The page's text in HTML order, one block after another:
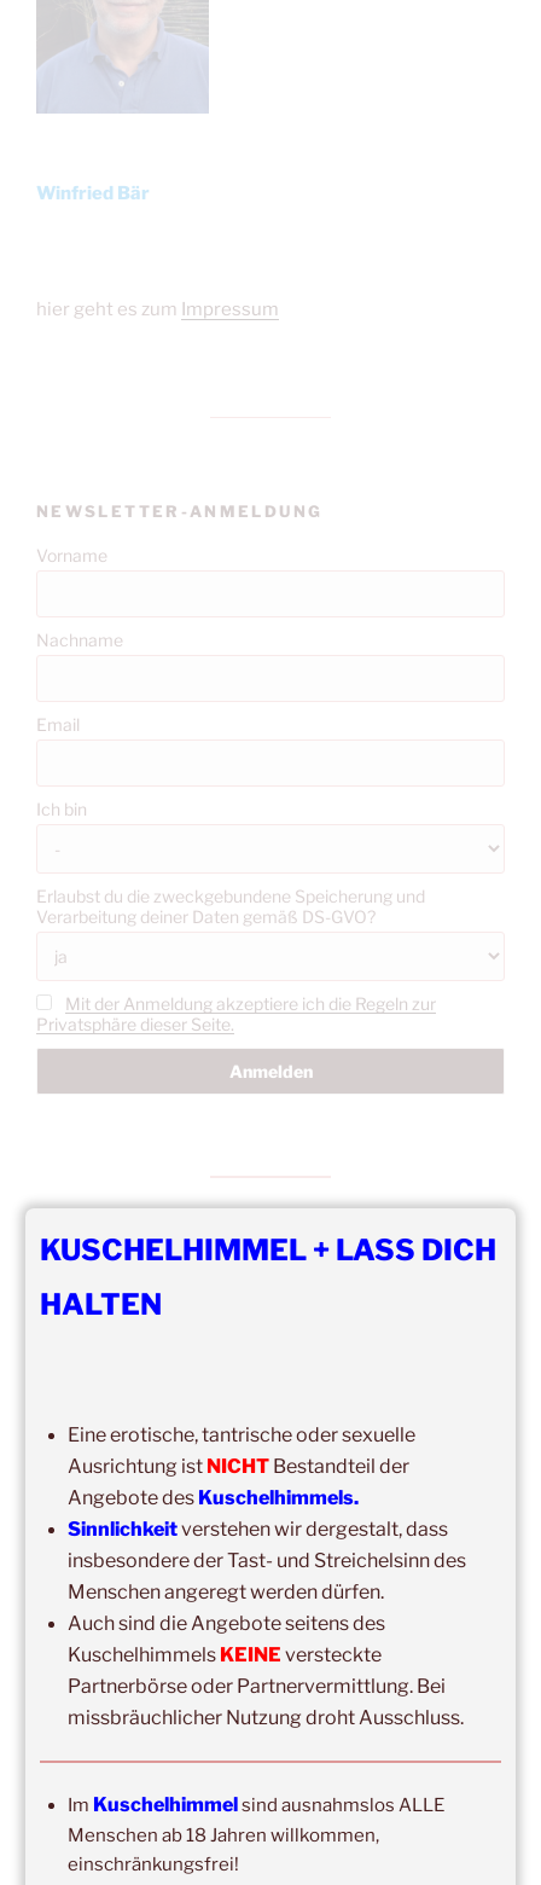
Winfried Bär
hier geht es zum Impressum
NEWSLETTER-ANMELDUNG
Vorname
Nachname
Email
Ich bin
Erlaubst du die zweckgebundene Speicherung und
Verarbeitung deiner Daten gemäß DS-GVO?
Mit der Anmeldung akzeptiere ich die Regeln zur
Privatsphäre dieser Seite.
Erbach/Rheingau Kuschelhimmel 5h Kuscheln
Ausbildung Berührungs- und Kuscheltrainer*in
14:00 – 19:00,19. September 2026–Marburg
Kuschelhimmel 5h mit Klangschalenbegleitung
26. September 2026
September 2026–Wochenende für 2:1 Ausbildung
14:00 –20:00,3. Oktober 2026–Oberursel
Wochenend-Event, 17. Oktober 2026 –
18. Oktober
2026
Wochenende für 2:1 Ausbildung
14:00 –16:00,24. Oktober 2026
KUSCHELHIMMEL + LASS DICH
HALTEN
Eine erotische, tantrische oder sexuelle
Ausrichtung ist NICHTBestandteil der
Angebote des Kuschelhimmels.
Sinnlichkeitverstehen wir dergestalt, dass
insbesondere der Tast- und Streichelsinn des
Menschen angeregt werden dürfen.
Auch sind die Angebote seitens des
Kuschelhimmels KEINE versteckte
Partnerbörse oder Partnervermittlung. Bei
missbräuchlicher Nutzung droht Ausschluss.
Im Kuschelhimmelsind ausnahmslos ALLE
Menschen ab 18 Jahren willkommen,
einschränkungsfrei!